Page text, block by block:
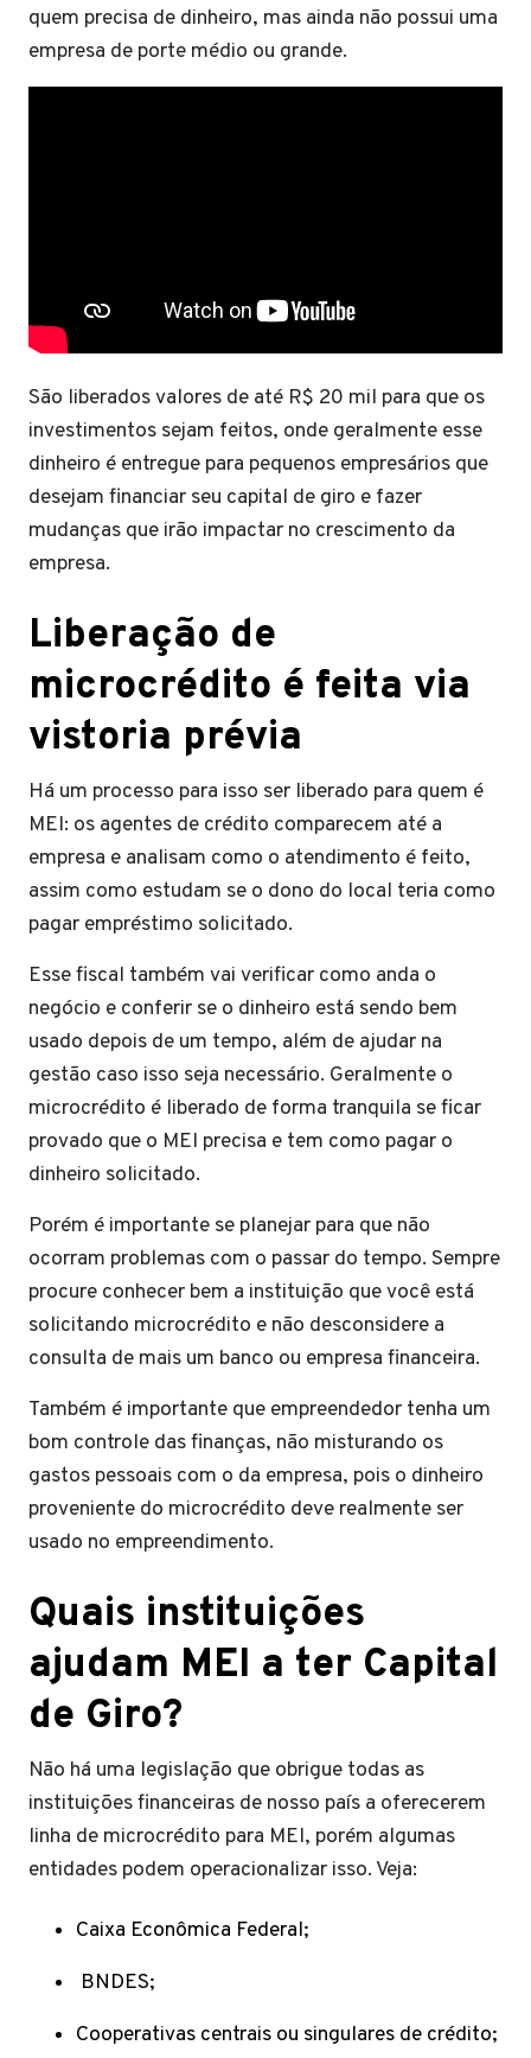
quem precisa de dinheiro, mas ainda não possui uma
empresa de porte médio ou grande.
São liberados valores de até R$ 20 mil para que os
investimentos sejam feitos, onde geralmente esse
dinheiro é entregue para pequenos empresários que
desejam financiar seu capital de giro e fazer
mudanças que irão impactar no crescimento da
empresa.
Liberação de
microcrédito é feita via
vistoria prévia
Há um processo para isso ser liberado para quem é
MEI: os agentes de crédito comparecem até a
empresa e analisam como o atendimento é feito,
assim como estudam se o dono do local teria como
pagar empréstimo solicitado.
Esse fiscal também vai verificar como anda o
negócio e conferir se o dinheiro está sendo bem
usado depois de um tempo, além de ajudar na
gestão caso isso seja necessário. Geralmente o
microcrédito é liberado de forma tranquila se ficar
provado que o MEI precisa e tem como pagar o
dinheiro solicitado.
Porém é importante se planejar para que não
ocorram problemas com o passar do tempo. Sempre
procure conhecer bem a instituição que você está
solicitando microcrédito e não desconsidere a
consulta de mais um banco ou empresa financeira.
Também é importante que empreendedor tenha um
bom controle das finanças, não misturando os
gastos pessoais com o da empresa, pois o dinheiro
proveniente do microcrédito deve realmente ser
usado no empreendimento.
Quais instituições
ajudam MEI a ter Capital
de Giro?
Não há uma legislação que obrigue todas as
instituições financeiras de nosso país a oferecerem
linha de microcrédito para MEI, porém algumas
entidades podem operacionalizar isso. Veja:
Caixa Econômica Federal;
BNDES;
Cooperativas centrais ou singulares de crédito;